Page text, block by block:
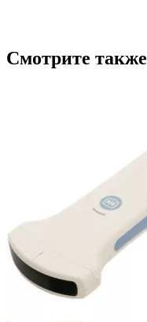
Смотрите также